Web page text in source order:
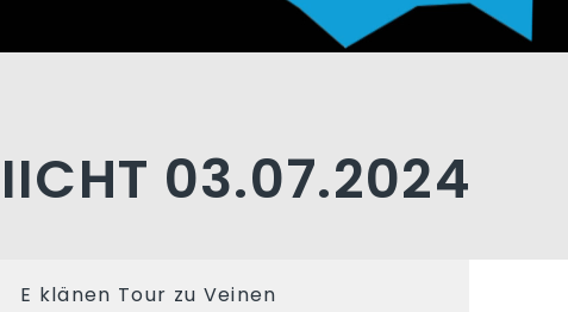
03.07.2024
E klänen Tour zu Veinen